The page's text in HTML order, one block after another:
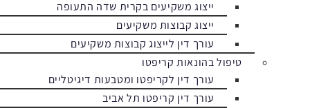
ייצוג משקיעים בקרית שדה התעופה
ייצוג קבוצות משקיעים
עורך דין לייצוג קבוצות משקיעים
טיפול בהונאות קריפטו
עורך דין לקריפטו ומטבעות דיגיטליים
עורך דין קריפטו תל אביב